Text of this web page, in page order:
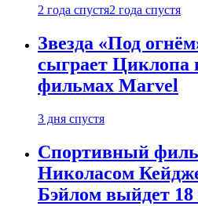
2 года спустя2 года спустя
Звезда «Под
сыграет Циклопа
фильмах Marvel
3 дня спустя
Спортивный
Николасом
Бэйлом выйдет 18